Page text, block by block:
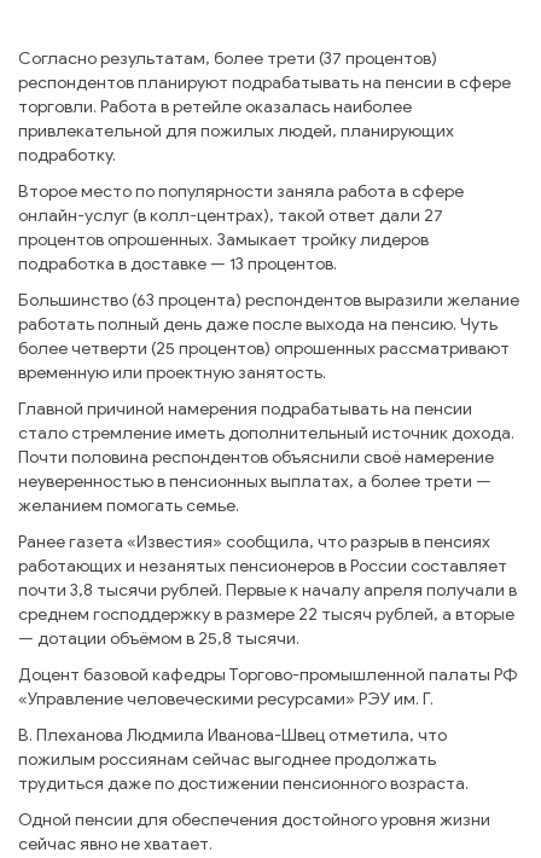
Согласно результатам, более трети (37 процентов)
респондентов планируют подрабатывать на пенсии в сфере
торговли. Работа в ретейле оказалась наиболее
привлекательной для пожилых людей, планирующих
подработку.
Второе место по популярности заняла работа в сфере
онлайн-услуг (в колл-центрах), такой ответ дали 27
процентов опрошенных. Замыкает тройку лидеров
подработка в доставке — 13 процентов.
Большинство (63 процента) респондентов выразили желание
работать полный день даже после выхода на пенсию. Чуть
более четверти (25 процентов) опрошенных рассматривают
временную или проектную занятость.
Главной причиной намерения подрабатывать на пенсии
стало стремление иметь дополнительный источник дохода.
Почти половина респондентов объяснили своё намерение
неуверенностью в пенсионных выплатах, а более трети —
желанием помогать семье.
Ранее газета «Известия» сообщила, что разрыв в пенсиях
работающих и незанятых пенсионеров в России составляет
почти 3,8 тысячи рублей. Первые к началу апреля получали в
среднем господдержку в размере 22 тысяч рублей, а вторые
— дотации объёмом в 25,8 тысячи.
Доцент базовой кафедры Торгово-промышленной палаты РФ
«Управление человеческими ресурсами» РЭУ им. Г.
В. Плеханова Людмила Иванова-Швец отметила, что
пожилым россиянам сейчас выгоднее продолжать
трудиться даже по достижении пенсионного возраста.
Одной пенсии для обеспечения достойного уровня жизни
сейчас явно не хватает.